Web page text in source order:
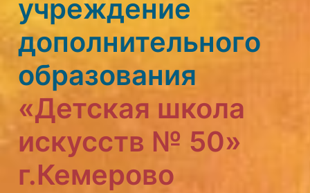
учреждение
дополнительного
образования
«Детская школа
искусств № 50»
г.Кемерово